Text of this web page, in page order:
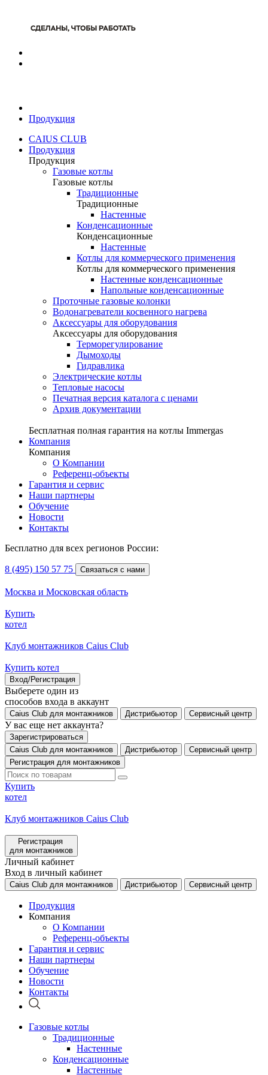
Продукция
CAIUS CLUB
Продукция
Продукция
Газовые котлы
Газовые котлы
Традиционные
Традиционные
Настенные
Конденсационные
Конденсационные
Настенные
Котлы для коммерческого применения
Котлы для коммерческого применения
Настенные конденсационные
Напольные конденсационные
Проточные газовые колонки
Водонагреватели косвенного нагрева
Аксессуары для оборудования
Аксессуары для оборудования
Терморегулирование
Дымоходы
Гидравлика
Электрические котлы
Тепловые насосы
Печатная версия каталога с ценами
Архив документации
Бесплатная полная гарантия на котлы Immergas
Компания
Компания
О Компании
Референц-объекты
Гарантия и сервис
Наши партнеры
Обучение
Новости
Контакты
Бесплатно для всех регионов России:
8 (495) 150 57 75 Связаться с нами
Москва и Московская область
Купить
котел
Клуб монтажников Caius Club
Купить котел
Вход/Регистрация
Выберете один из
способов входа в аккаунт
Caius Club для монтажников Дистрибьютор Сервисный центр
У вас еще нет аккаунта?
Зарегистрироваться
Caius Club для монтажников
Дистрибьютор
Сервисный центр
Регистрация для монтажников
Купить
котел
Клуб монтажников Caius Club
Регистрация
для монтажников
Личный кабинет
Вход в личный кабинет
Caius Club для монтажников Дистрибьютор Сервисный центр
Продукция
Компания
О Компании
Референц-объекты
Гарантия и сервис
Наши партнеры
Обучение
Новости
Контакты
Газовые котлы
Традиционные
Настенные
Конденсационные
Настенные